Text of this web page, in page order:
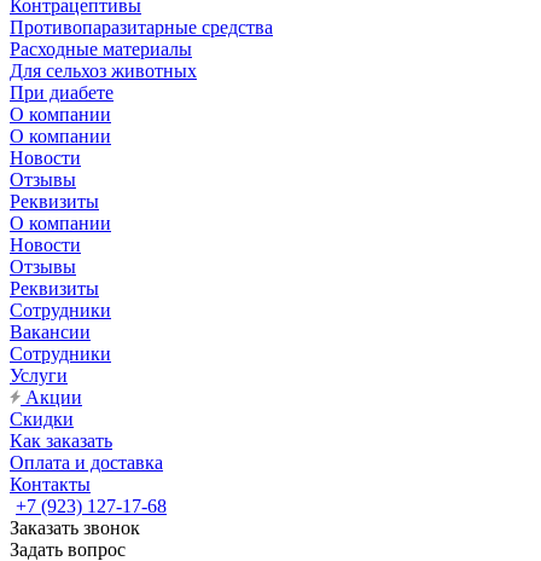
Контрацептивы
Противопаразитарные средства
Расходные материалы
Для сельхоз животных
При диабете
О компании
О компании
Новости
Отзывы
Реквизиты
О компании
Новости
Отзывы
Реквизиты
Сотрудники
Вакансии
Сотрудники
Услуги
Акции
Скидки
Как заказать
Оплата и доставка
Контакты
+7 (923) 127-17-68
Заказать звонок
Задать вопрос